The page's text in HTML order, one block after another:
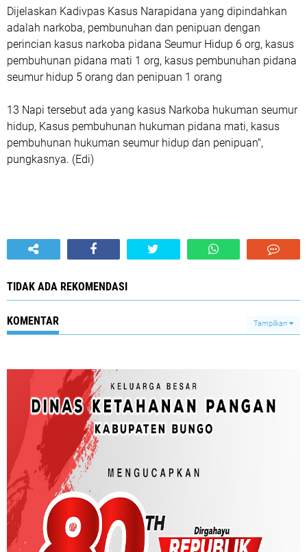
Dijelaskan Kadivpas Kasus Narapidana yang dipindahkan
adalah narkoba, pembunuhan dan penipuan dengan
perincian kasus narkoba pidana Seumur Hidup 6 org, kasus
pembuhunan pidana mati 1 org, kasus pembunuhan pidana
seumur hidup 5 orang dan penipuan 1 orang
13 Napi tersebut ada yang kasus Narkoba hukuman seumur
hidup, Kasus pembuhunan hukuman pidana mati, kasus
pembuhunan hukuman seumur hidup dan penipuan",
pungkasnya. (Edi)
TIDAK ADA REKOMENDASI
KOMENTAR Tampilkan